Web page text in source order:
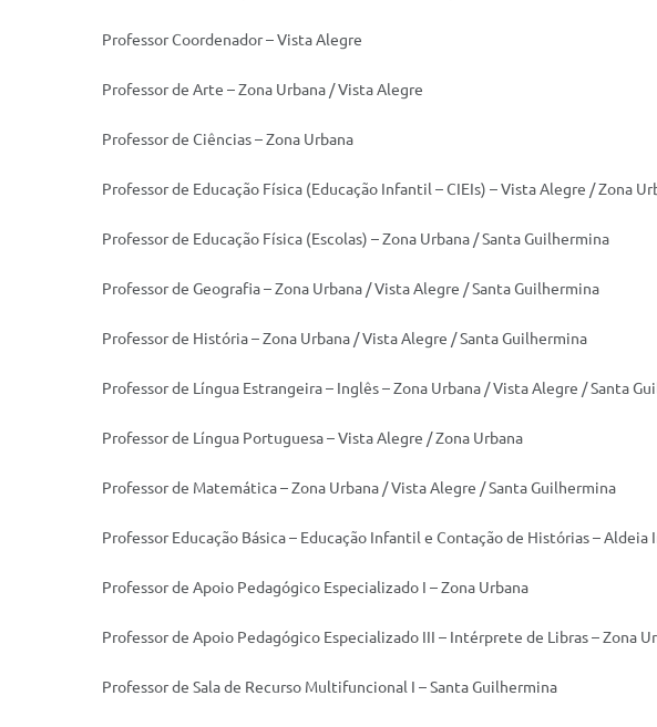
Professor Coordenador – Vista Alegre
Professor de Arte – Zona Urbana / Vista Alegre
Professor de Ciências – Zona Urbana
Professor de Educação Física (Educação Infantil – CIEIs) – Vista Alegre / Zona
Professor de Educação Física (Escolas) – Zona Urbana / Santa Guilhermina
Professor de Geografia – Zona Urbana / Vista Alegre / Santa Guilhermina
Professor de História – Zona Urbana / Vista Alegre / Santa Guilhermina
Professor de Língua Estrangeira – Inglês – Zona Urbana / Vista Alegre / Santa
Professor de Língua Portuguesa – Vista Alegre / Zona Urbana
Professor de Matemática – Zona Urbana / Vista Alegre / Santa Guilhermina
Professor Educação Básica – Educação Infantil e Contação de Histórias –
Professor de Apoio Pedagógico Especializado I – Zona Urbana
Professor de Apoio Pedagógico Especializado III – Intérprete de Libras – Zona
Professor de Sala de Recurso Multifuncional I – Santa Guilhermina